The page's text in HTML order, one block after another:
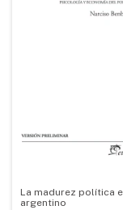
La madurez política
argentino